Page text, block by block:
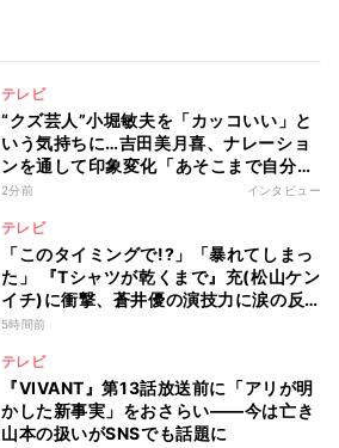
テレビ
“クズ芸人”小堀敏夫を「カッコいい」と
いう気持ちに…吉田美月喜、ナレーショ
ンを通して印象変化「あそこまで自分に
正直に生きられる人は、なかなかいな
2分前 インタビュー
テレビ
「このタイミングで!?」「暴れてしまっ
た」 『Tシャツが乾くまで』充(松山ケン
イチ)に衝撃、蒼井優の演技力に涙の反
響も
5時間前
テレビ
『VIVANT』第13話放送前に「アリが明
かした新事実」をおさらい――今は亡き
山本の扱いがSNSでも話題に